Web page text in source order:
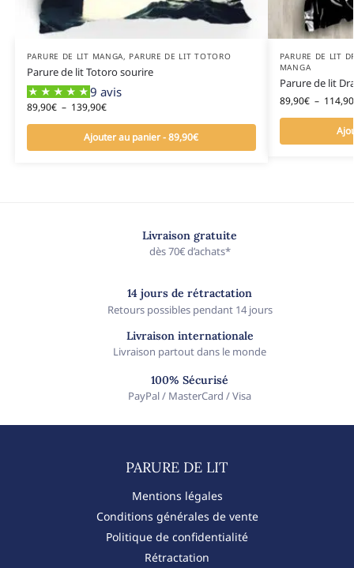
PARURE DE LIT MANGA, PARURE DE LIT TOTORO
Parure de lit Totoro sourire
9 avis
89,90€ – 139,90€
Ajouter au panier - 89,90€
PARURE DE LIT
MANGA
Parure de lit
89,90€ – 114,90
Livraison gratuite
dès 70€ d’achats*
14 jours de rétractation
Retours possibles pendant 14 jours
Livraison internationale
Livraison partout dans le monde
100% Sécurisé
PayPal / MasterCard / Visa
PARURE DE LIT​
Mentions légales
Conditions générales de vente
Politique de confidentialité
Rétractation